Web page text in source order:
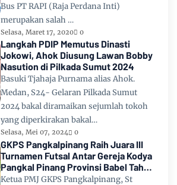
Bus PT RAPI (Raja Perdana Inti)
merupakan salah …
Selasa, Maret 17, 2020 0
Langkah PDIP Memutus Dinasti
Jokowi, Ahok Diusung Lawan Bobby
Nasution di Pilkada Sumut 2024
Basuki Tjahaja Purnama alias Ahok.
Medan, S24- Gelaran Pilkada Sumut
2024 bakal diramaikan sejumlah tokoh
yang diperkirakan bakal…
Selasa, Mei 07, 2024 0
GKPS Pangkalpinang Raih Juara III
Turnamen Futsal Antar Gereja Kodya
Pangkal Pinang Provinsi Babel Tahun
2024
Ketua PMJ GKPS Pangkalpinang, St